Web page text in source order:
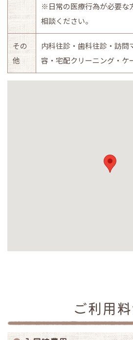
※日常の医療行為が必要な
相談ください。
その
他
内科往診・歯科往診・訪問
容・宅配クリーニング・ケ
ご利用